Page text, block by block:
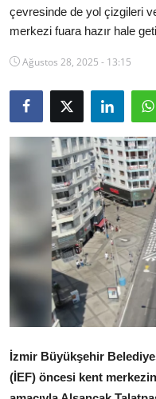
Siber Güvenlik
Ekonomi
Kütahya
Özel Haber
Teknoloji
TBMM Haberleri
Belediye
Sağlık
SON DAKİKA
çevresinde de yol çizgileri
merkezi fuara hazır hale
Ağustos 28, 2025 - 13:15
İzmir Büyükşehir
(İEF) öncesi kent